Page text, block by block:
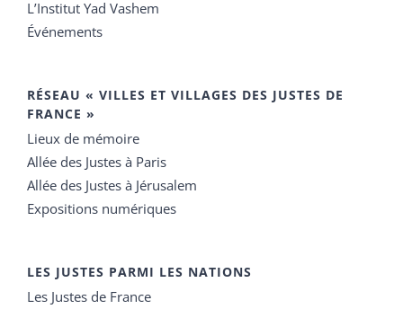
L’Institut Yad Vashem
Événements
RÉSEAU « VILLES ET VILLAGES DES JUSTES DE
FRANCE »
Lieux de mémoire
Allée des Justes à Paris
Allée des Justes à Jérusalem
Expositions numériques
LES JUSTES PARMI LES NATIONS
Les Justes de France